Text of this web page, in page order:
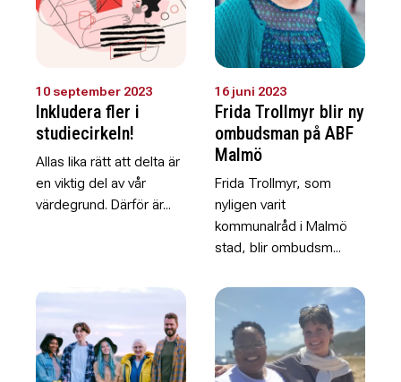
10 september 2023
Inkludera fler i
studiecirkeln!
Allas lika rätt att delta är
en viktig del av vår
värdegrund. Därför är...
16 juni 2023
Frida Trollmyr blir ny
ombudsman på ABF
Malmö
Frida Trollmyr, som
nyligen varit
kommunalråd i Malmö
stad, blir ombudsm...